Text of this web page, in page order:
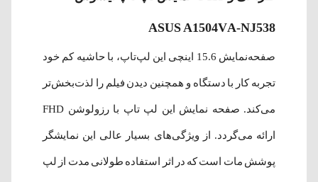
ASUS A1504VA-NJ538
صفحه‌نمایش 15.6 اینچی این لپ‌تاپ، با حاشیه کم خود
تجربه کار با دستگاه و همچنین دیدن فیلم را لذت‌بخش‌تر
می‌کند. صفحه نمایش این لپ تاپ با رزولوشن FHD
ارائه می‌گردد. از ویژگی‌های بسیار عالی این نمایشگر
پوشش مات است که در اثر استفاده طولانی مدت از لپ